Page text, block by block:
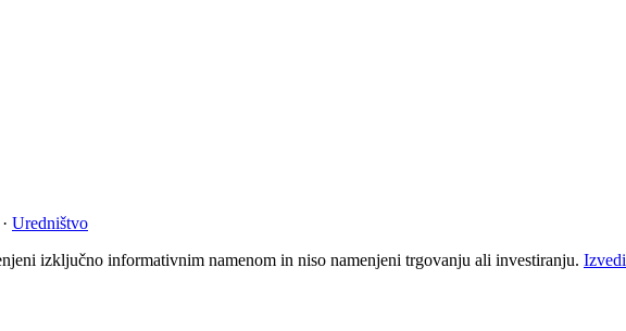
· Uredništvo
izključno informativnim namenom in niso namenjeni trgovanju ali investiranju.